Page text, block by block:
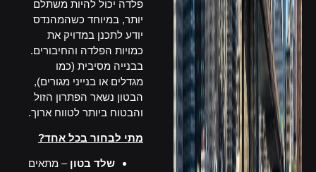
פלדה יכול להיות משתלם
יותר, במיוחד כשהמהנדס
יודע לתכנן במדויק את
כמויות הפלדה והחיבורים.
בבנייה מסיבית (כמו
מגדלים או בנייני מגורים),
הבטון נשאר הפתרון הזול
והבטוח ביותר לטווח ארוך.
מתי לבחור בכל אחד?
שלד בטון – מתאים